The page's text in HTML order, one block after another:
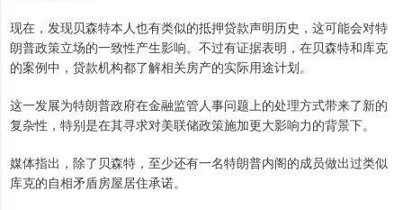
现在，发现贝森特本人也有类似的抵押贷款声明历史，这可能会对特
朗普政策立场的一致性产生影响。不过有证据表明，在贝森特和库克
的案例中，贷款机构都了解相关房产的实际用途计划。
这一发展为特朗普政府在金融监管人事问题上的处理方式带来了新的
复杂性，特别是在其寻求对美联储政策施加更大影响力的背景下。
媒体指出，除了贝森特，至少还有一名特朗普内阁的成员做出过类似
库克的自相矛盾房屋居住承诺。